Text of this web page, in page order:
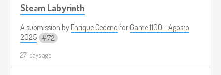
en donde música que viene desde la nueva ciudad se
escucha de lejos.
Imagen de ejemplo tomada de:
https://res.cloudinary.com/aenetworks/image/upload/
Steam Labyrinth
A submission by Enrique Cedeno for Game 1100 - Agosto
2025
72
271 days ago